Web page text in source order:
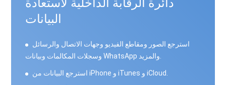
البيانات
استرجع الصور ومقاطع الفيديو وجهات الاتصال والرسائل
استرجع البيانات من iPhone و iTunes و iCloud.